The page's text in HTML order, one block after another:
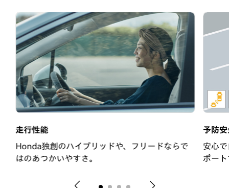
走行性能
Honda独創のハイブリッドや、フリードならで
はのあつかいやすさ。
予防
安心
ポー